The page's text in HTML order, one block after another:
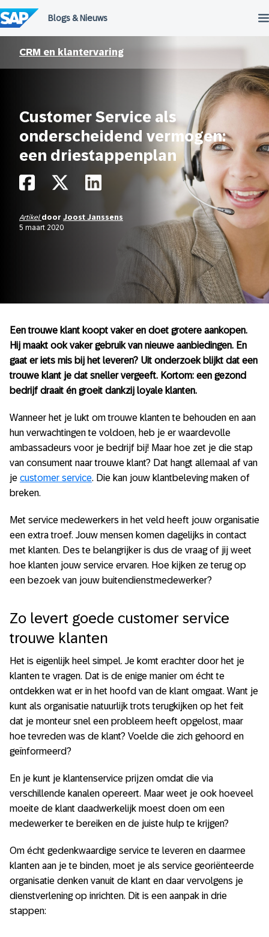
naar
de
inhoud
CRM en klantervaring
Customer Service als
onderscheidend vermogen:
een driestappenplan
Artikel door Joost Janssens
5 maart 2020
Een trouwe klant koopt vaker en doet grotere aankopen.
Hij maakt ook vaker gebruik van nieuwe aanbiedingen. En
gaat er iets mis bij het leveren? Uit onderzoek blijkt dat een
trouwe klant je dat sneller vergeeft. Kortom: een gezond
bedrijf draait én groeit dankzij loyale klanten.
Wanneer het je lukt om trouwe klanten te behouden en aan
hun verwachtingen te voldoen, heb je er waardevolle
ambassadeurs voor je bedrijf bij! Maar hoe zet je die stap
van consument naar trouwe klant? Dat hangt allemaal af van
je customer service. Die kan jouw klantbeleving maken of
breken.
Met service medewerkers in het veld heeft jouw organisatie
een extra troef. Jouw mensen komen dagelijks in contact
met klanten. Des te belangrijker is dus de vraag of jij weet
hoe klanten jouw service ervaren. Hoe kijken ze terug op
een bezoek van jouw buitendienstmedewerker?
Zo levert goede customer service
trouwe klanten
Het is eigenlijk heel simpel. Je komt erachter door het je
klanten te vragen. Dat is de enige manier om écht te
ontdekken wat er in het hoofd van de klant omgaat. Want je
kunt als organisatie natuurlijk trots terugkijken op het feit
dat je monteur snel een probleem heeft opgelost, maar
hoe tevreden was de klant? Voelde die zich gehoord en
geïnformeerd?
En je kunt je klantenservice prijzen omdat die via
verschillende kanalen opereert. Maar weet je ook hoeveel
moeite de klant daadwerkelijk moest doen om een
medewerker te bereiken en de juiste hulp te krijgen?
Om écht gedenkwaardige service te leveren en daarmee
klanten aan je te binden, moet je als service georiënteerde
organisatie denken vanuit de klant en daar vervolgens je
dienstverlening op inrichten. Dit is een aanpak in drie
stappen: